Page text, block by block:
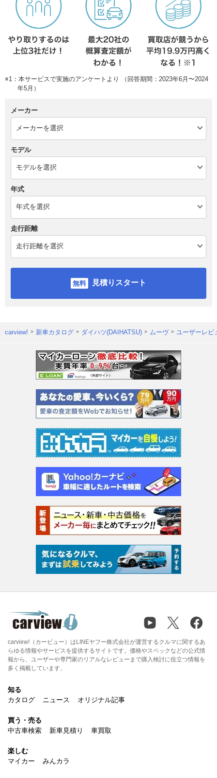
※1：本サービスで実施のアンケートより （回答期間：2023年6月〜2024
年5月）
メーカー
モデル
年式
走行距離
見積りスタート
carview! 新車カタログ ダイハツ(DAIHATSU) ムーヴ ユーザーレビ
carview!（カービュー）はLINEヤフー株式会社が運営するクルマに関するあ
らゆる情報やサービスを提供するサイトです。価格やスペックなどの公式情
報から、ユーザーや専門家のリアルなレビューまで購入検討に役立つ情報を
多く掲載しています。
知る
カタログ
ニュース オリジナル記事
買う・売る
中古車検索
新車見積り 車買取
楽しむ
マイカー
みんカラ